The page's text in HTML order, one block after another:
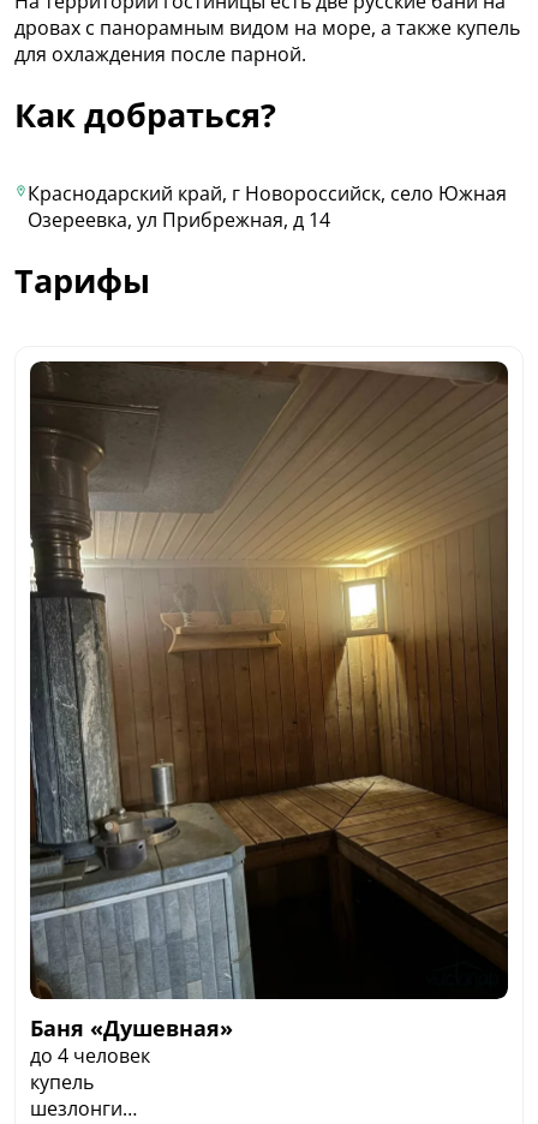
дровах с панорамным видом на море, а также купель
для охлаждения после парной.
Как добраться?
Краснодарский край, г Новороссийск, село Южная
Озереевка, ул Прибрежная, д 14
Тарифы
Баня «Душевная»
до 4 человек
купель
шезлонги